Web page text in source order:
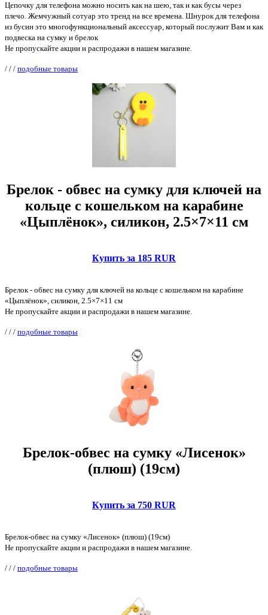
Цепочку для телефона можно носить как на шею, так и как бусы через
плечо. Жемчужный сотуар это тренд на все времена. Шнурок для телефона
из бусин это многофункциональный аксессуар, который послужит Вам и как
подвеска на сумку и брелок
Не пропускайте акции и распродажи в нашем магазине.
/ / / подобные товары
Брелок - обвес на сумку для ключей на
кольце с кошельком на карабине
«Цыплёнок», силикон, 2.5×7×11 см
Купить за 185 RUR
Брелок - обвес на сумку для ключей на кольце с кошельком на карабине
«Цыплёнок», силикон, 2.5×7×11 см
Не пропускайте акции и распродажи в нашем магазине.
/ / / подобные товары
Брелок-обвес на сумку «Лисенок»
(плюш) (19см)
Купить за 750 RUR
Брелок-обвес на сумку «Лисенок» (плюш) (19см)
Не пропускайте акции и распродажи в нашем магазине.
/ / / подобные товары